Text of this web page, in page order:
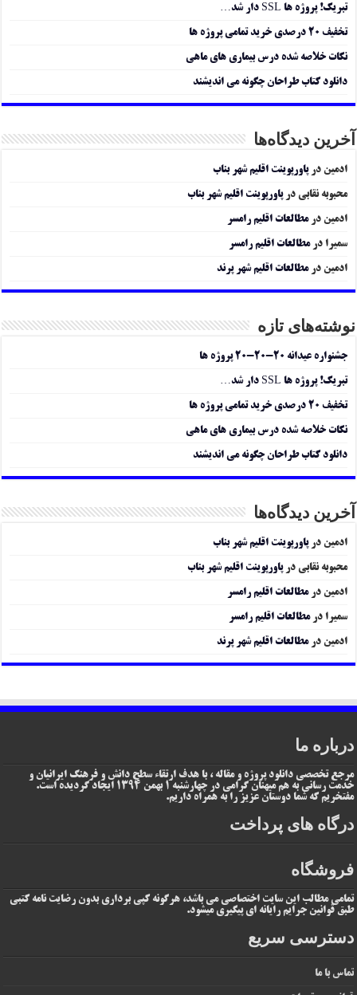
تبریک! پروژه ها SSL دار شد…
تخفیف ۲۰ درصدی خرید تمامی پروژه ها
نکات خلاصه شده درس بیماری های ماهی
دانلود کتاب طراحان چگونه می اندیشند
آخرین دیدگاه‌ها
ادمین درپاورپوینت اقلیم شهر بناب
محبوبه نقابی درپاورپوینت اقلیم شهر بناب
ادمین درمطالعات اقلیم رامسر
سمیرا درمطالعات اقلیم رامسر
ادمین درمطالعات اقلیم شهر پرند
نوشته‌های تازه
جشنواره عیدانه ۲۰-۲۰-۲۰ پروژه ها
تبریک! پروژه ها SSL دار شد…
تخفیف ۲۰ درصدی خرید تمامی پروژه ها
نکات خلاصه شده درس بیماری های ماهی
دانلود کتاب طراحان چگونه می اندیشند
آخرین دیدگاه‌ها
ادمین درپاورپوینت اقلیم شهر بناب
محبوبه نقابی درپاورپوینت اقلیم شهر بناب
ادمین درمطالعات اقلیم رامسر
سمیرا درمطالعات اقلیم رامسر
ادمین درمطالعات اقلیم شهر پرند
درباره ما
مرجع تخصصی دانلود پروژه و مقاله ، با هدف ارتقاء سطح دانش و فرهنگ ایرانیان و
خدمت رسانی به هم میهنان گرامی در چهارشنبه 1 بهمن 1394 ایجاد گردیده است.
مفتخریم که شما دوستان عزیز را به همراه داریم.
درگاه های پرداخت
فروشگاه
تمامی مطالب این سایت اختصاصی می باشد، هرگونه کپی برداری بدون رضایت نامه کتبی
طبق قوانین جرایم رایانه ای پیگیری میشود.
دسترسی سریع
تماس با ما